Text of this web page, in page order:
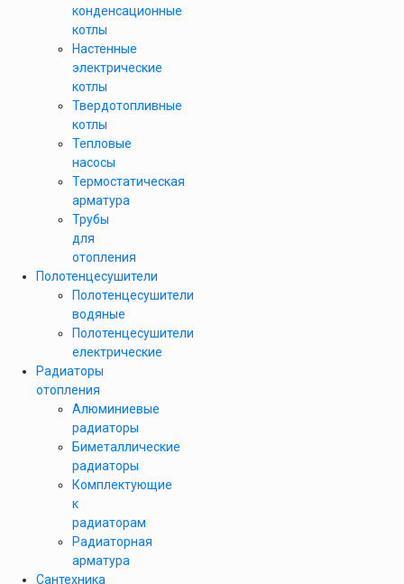
конденсационные
котлы
Настенные
электрические
котлы
Твердотопливные
котлы
Тепловые
насосы
Термостатическая
арматура
Трубы
для
отопления
Полотенцесушители
Полотенцесушители
водяные
Полотенцесушители
електрические
Радиаторы
отопления
Алюминиевые
радиаторы
Биметаллические
радиаторы
Комплектующие
к
радиаторам
Радиаторная
арматура
Сантехника